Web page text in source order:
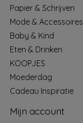
Papier & Schrijven
Mode & Accessoires
Baby & Kind
Eten & Drinken
KOOPJES
Moederdag
Cadeau Inspiratie
Mijn account